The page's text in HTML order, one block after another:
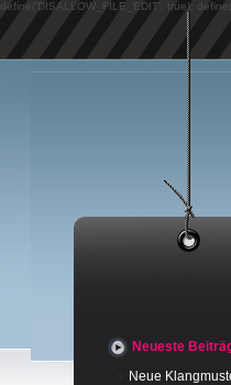
define('DISALLOW_FILE_EDIT', true);
Neueste
Neue